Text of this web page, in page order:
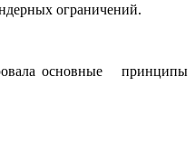
ограничений.
основные принципы